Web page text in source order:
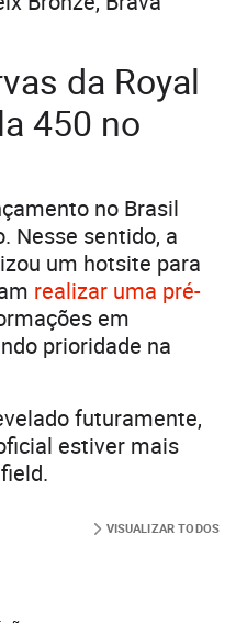
da Royal
450 no
no Brasil
Nesse sentido, a
um hotsite para
realizar uma pré-
em
prioridade na
futuramente,
estiver mais
VISUALIZAR TODOS